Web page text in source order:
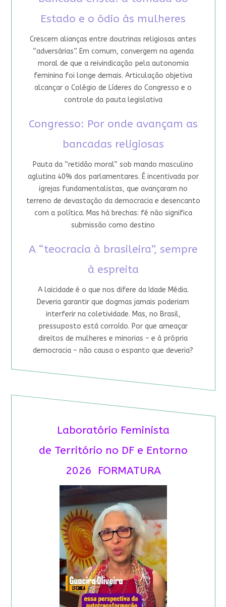
Estado e o ódio às mulheres
Crescem alianças entre doutrinas religiosas antes
“adversárias”. Em comum, convergem na agenda
moral de que a reivindicação pela autonomia
feminina foi longe demais. Articulação objetiva
alcançar o Colégio de Líderes do Congresso e o
controle da pauta legislativa
Congresso: Por onde avançam as
bancadas religiosas
Pauta da “retidão moral” sob mando masculino
aglutina 40% dos parlamentares. É incentivada por
igrejas fundamentalistas, que avançaram no
terreno de devastação da democracia e desencanto
com a política. Mas há brechas: fé não significa
submissão como destino
A “teocracia à brasileira”, sempre
à espreita
A laicidade é o que nos difere da Idade Média.
Deveria garantir que dogmas jamais poderiam
interferir na coletividade. Mas, no Brasil,
pressuposto está corroído. Por que ameaçar
direitos de mulheres e minorias – e à própria
democracia – não causa o espanto que deveria?
Laboratório Feminista
de Território no DF e Entorno
2026 FORMATURA